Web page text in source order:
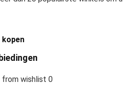
kopen
from wishlist 0